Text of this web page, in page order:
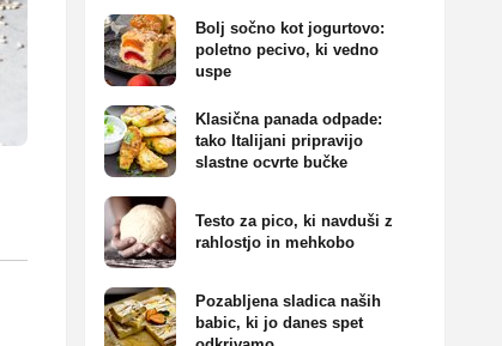
Bolj sočno kot jogurtovo:
poletno pecivo, ki vedno
uspe
Klasična panada odpade:
tako Italijani pripravijo
slastne ocvrte bučke
Testo za pico, ki navduši z
rahlostjo in mehkobo
Pozabljena sladica naših
babic, ki jo danes spet